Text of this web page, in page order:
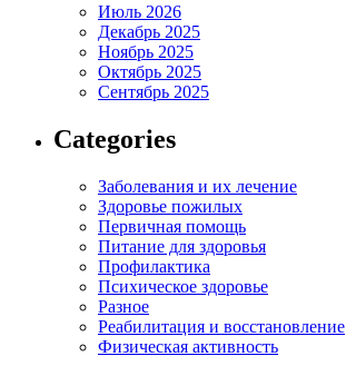
Июль 2026
Декабрь 2025
Ноябрь 2025
Октябрь 2025
Сентябрь 2025
Categories
Заболевания и их лечение
Здоровье пожилых
Первичная помощь
Питание для здоровья
Профилактика
Психическое здоровье
Разное
Реабилитация и восстановление
Физическая активность